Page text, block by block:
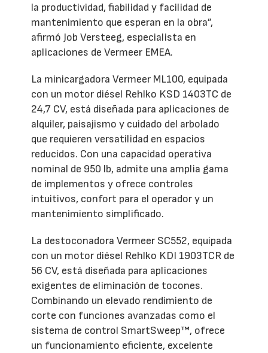
la productividad, fiabilidad y facilidad de
mantenimiento que esperan en la obra”,
afirmó Job Versteeg, especialista en
aplicaciones de Vermeer EMEA.
La minicargadora Vermeer ML100, equipada
con un motor diésel Rehlko KSD 1403TC de
24,7 CV, está diseñada para aplicaciones de
alquiler, paisajismo y cuidado del arbolado
que requieren versatilidad en espacios
reducidos. Con una capacidad operativa
nominal de 950 lb, admite una amplia gama
de implementos y ofrece controles
intuitivos, confort para el operador y un
mantenimiento simplificado.
La destoconadora Vermeer SC552, equipada
con un motor diésel Rehlko KDI 1903TCR de
56 CV, está diseñada para aplicaciones
exigentes de eliminación de tocones.
Combinando un elevado rendimiento de
corte con funciones avanzadas como el
sistema de control SmartSweep™, ofrece
un funcionamiento eficiente, excelente